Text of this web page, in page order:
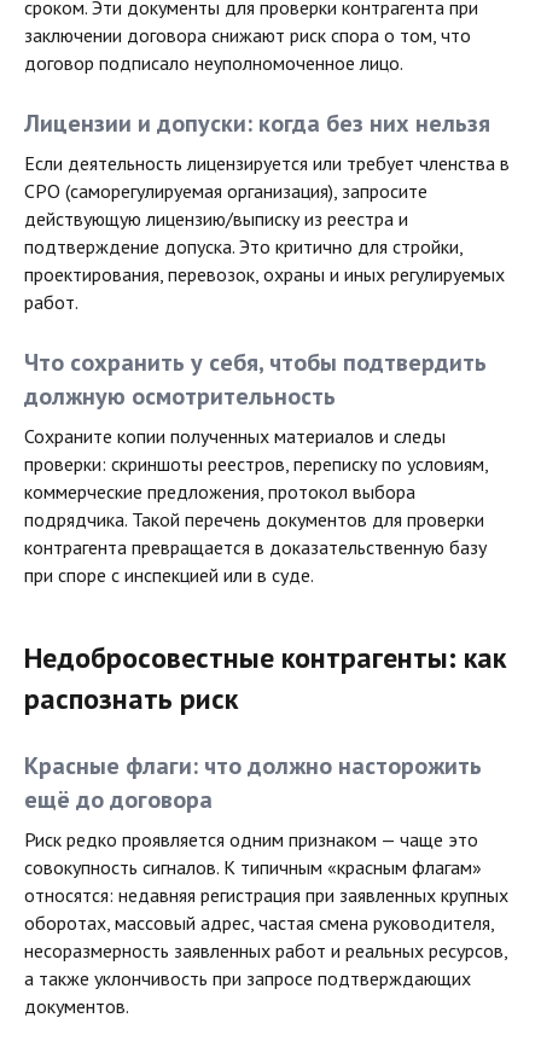
сроком. Эти документы для проверки контрагента при
заключении договора снижают риск спора о том, что
договор подписало неуполномоченное лицо.
Лицензии и допуски: когда без них нельзя
Если деятельность лицензируется или требует членства в
СРО (саморегулируемая организация), запросите
действующую лицензию/выписку из реестра и
подтверждение допуска. Это критично для стройки,
проектирования, перевозок, охраны и иных регулируемых
работ.
Что сохранить у себя, чтобы подтвердить
должную осмотрительность
Сохраните копии полученных материалов и следы
проверки: скриншоты реестров, переписку по условиям,
коммерческие предложения, протокол выбора
подрядчика. Такой перечень документов для проверки
контрагента превращается в доказательственную базу
при споре с инспекцией или в суде.
Недобросовестные контрагенты: как
распознать риск
Красные флаги: что должно насторожить
ещё до договора
Риск редко проявляется одним признаком — чаще это
совокупность сигналов. К типичным «красным флагам»
относятся: недавняя регистрация при заявленных крупных
оборотах, массовый адрес, частая смена руководителя,
несоразмерность заявленных работ и реальных ресурсов,
а также уклончивость при запросе подтверждающих
документов.